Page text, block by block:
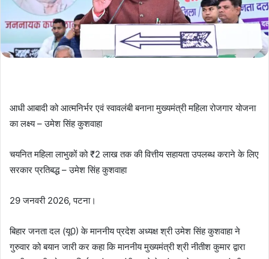
आधी आबादी को आत्मनिर्भर एवं स्वावलंबी बनाना मुख्यमंत्री महिला रोजगार योजना
का लक्ष्य – उमेश सिंह कुशवाहा
चयनित महिला लाभुकों को ₹2 लाख तक की वित्तीय सहायता उपलब्ध कराने के लिए
सरकार प्रतिबद्ध – उमेश सिंह कुशवाहा
29 जनवरी 2026, पटना।
बिहार जनता दल (यू0) के माननीय प्रदेश अध्यक्ष श्री उमेश सिंह कुशवाहा ने
गुरुवार को बयान जारी कर कहा कि माननीय मुख्यमंत्री श्री नीतीश कुमार द्वारा